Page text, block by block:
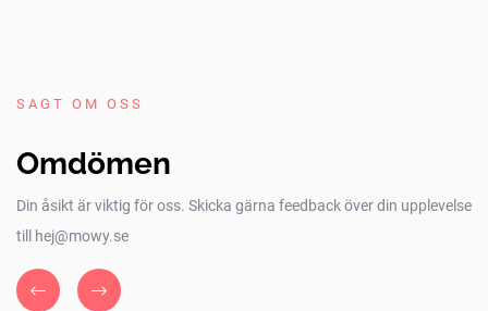
SAGT OM OSS
Omdömen
Din åsikt är viktig för oss. Skicka gärna feedback över din upplevelse
till hej@mowy.se